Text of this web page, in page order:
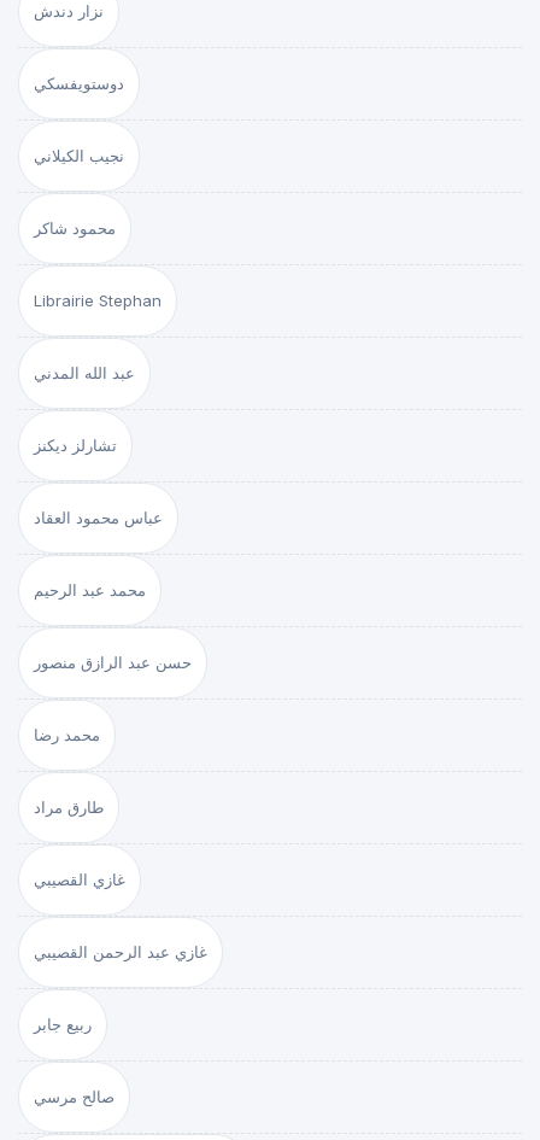
نزار دندش
دوستويفسكي
نجيب الكيلاني
محمود شاكر
Librairie Stephan
عبد الله المدني
تشارلز ديكنز
عباس محمود العقاد
محمد عبد الرحيم
حسن عبد الرازق منصور
محمد رضا
طارق مراد
غازي القصيبي
غازي عبد الرحمن القصيبي
ربيع جابر
صالح مرسي